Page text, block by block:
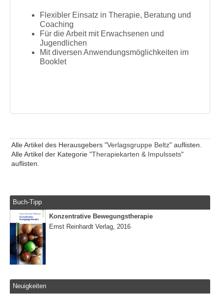
Flexibler Einsatz in Therapie, Beratung und
Coaching
Für die Arbeit mit Erwachsenen und
Jugendlichen
Mit diversen Anwendungsmöglichkeiten im
Booklet
Alle Artikel des Herausgebers "Verlagsgruppe Beltz" auflisten.
Alle Artikel der Kategorie "Therapiekarten & Impulssets"
auflisten.
Buch-Tipp
Konzentrative Bewegungstherapie
Ernst Reinhardt Verlag, 2016
Neuigkeiten